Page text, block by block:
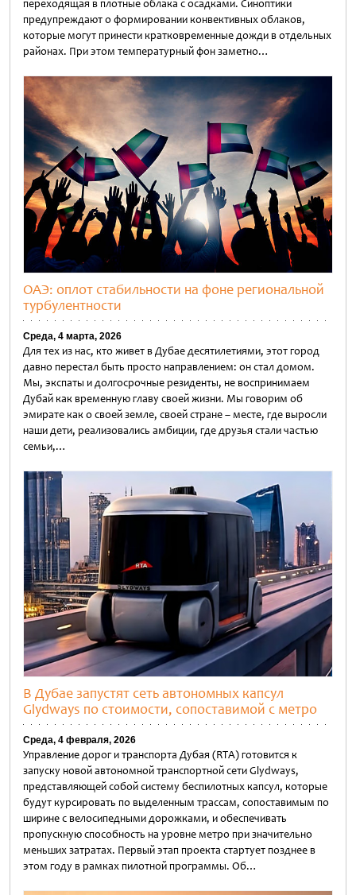
переходящая в плотные облака с осадками. Синоптики
предупреждают о формировании конвективных облаков,
которые могут принести кратковременные дожди в отдельных
районах. При этом температурный фон заметно…
ОАЭ: оплот стабильности на фоне региональной
турбулентности
Среда, 4 марта, 2026
Для тех из нас, кто живет в Дубае десятилетиями, этот город
давно перестал быть просто направлением: он стал домом.
Мы, экспаты и долгосрочные резиденты, не воспринимаем
Дубай как временную главу своей жизни. Мы говорим об
эмирате как о своей земле, своей стране – месте, где выросли
наши дети, реализовались амбиции, где друзья стали частью
семьи,…
В Дубае запустят сеть автономных капсул
Glydways по стоимости, сопоставимой с метро
Среда, 4 февраля, 2026
Управление дорог и транспорта Дубая (RTA) готовится к
запуску новой автономной транспортной сети Glydways,
представляющей собой систему беспилотных капсул, которые
будут курсировать по выделенным трассам, сопоставимым по
ширине с велосипедными дорожками, и обеспечивать
пропускную способность на уровне метро при значительно
меньших затратах. Первый этап проекта стартует позднее в
этом году в рамках пилотной программы. Об…